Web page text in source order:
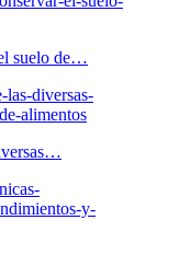
suelo de…